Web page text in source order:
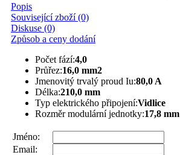
Popis
Související zboží (0)
Diskuse (0)
Způsob a ceny dodání
Počet fází:4,0
Průřez:16,0 mm2
Jmenovitý trvalý proud Iu:80,0 A
Délka:210,0 mm
Typ elektrického připojení:Vidlice
Rozměr modulární jednotky:17,8 mm
Jméno:
Email: